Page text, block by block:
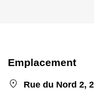
Emplacement
Rue du Nord 2,